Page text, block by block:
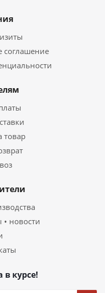
соглашение
товар
• новости
в курсе!